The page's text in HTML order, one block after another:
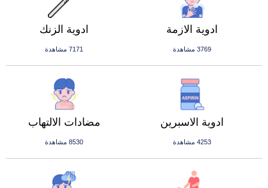
ادوية الزنك
7171 مشاهدة
ادوية الازمة
3769 مشاهدة
مضادات الالتهاب
8530 مشاهدة
ادوية الاسبرين
4253 مشاهدة